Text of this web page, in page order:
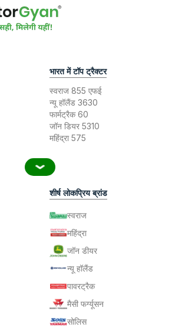
भारत में टॉप ट्रैक्टर
स्वराज 855 एफई
न्यू हॉलैंड 3630
फार्मट्रैक 60
जॉन डियर 5310
महिंद्रा 575
शीर्ष लोकप्रिय ब्रांड
स्वराज
महिंद्रा
जॉन डीयर
न्यू हॉलैंड
पावरट्रैक
मैसी फर्ग्यूसन
सोलिस